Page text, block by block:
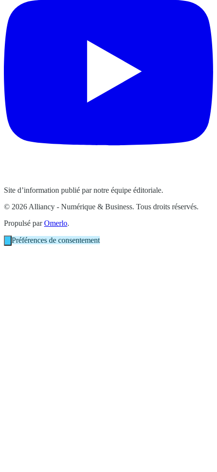
Site d’information publié par notre équipe éditoriale.
© 2026 Alliancy - Numérique & Business. Tous droits réservés.
Propulsé parOmerlo.
Préférences de consentement